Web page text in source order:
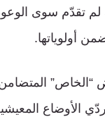
لم تقدّم سوى
أولوياتها.
الأوضاع